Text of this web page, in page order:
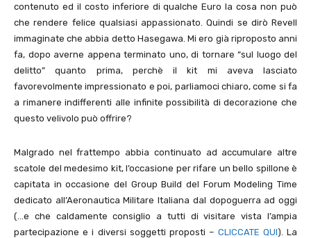
contenuto ed il costo inferiore di qualche Euro la cosa non può
che rendere felice qualsiasi appassionato. Quindi se dirò Revell
immaginate che abbia detto Hasegawa. Mi ero già riproposto anni
fa, dopo averne appena terminato uno, di tornare “sul luogo del
delitto” quanto prima, perchè il kit mi aveva lasciato
favorevolmente impressionato e poi, parliamoci chiaro, come si fa
a rimanere indifferenti alle infinite possibilità di decorazione che
questo velivolo può offrire?
Malgrado nel frattempo abbia continuato ad accumulare altre
scatole del medesimo kit, l’occasione per rifare un bello spillone è
capitata in occasione del Group Build del Forum Modeling Time
dedicato all’Aeronautica Militare Italiana dal dopoguerra ad oggi
(…e che caldamente consiglio a tutti di visitare vista l’ampia
partecipazione e i diversi soggetti proposti – CLICCATE QUI). La